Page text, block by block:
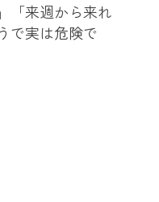
「来週から来れ
で実は危険で